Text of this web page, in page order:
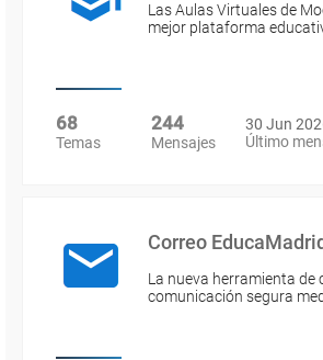
Las Aulas Virtuales de
mejor plataforma
68
Temas
244
Mensajes
30 Jun
Último
Correo EducaMadrid
La nueva herramienta de
comunicación segura